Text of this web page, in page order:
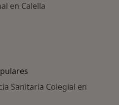
en Calella
Sanitaria Colegial en